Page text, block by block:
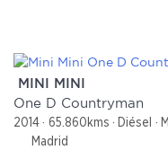
MINI MINI
One D Countryman
2014 65.860kms Diésel
Madrid